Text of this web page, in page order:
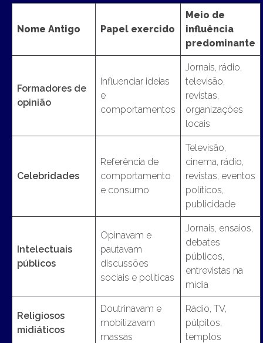
Nome Antigo Papel exercido
Meio de
influência
predominante
Formadores de
opinião
Influenciar ideias
e
comportamentos
Jornais, rádio,
televisão,
revistas,
organizações
locais
Celebridades
Referência de
comportamento
e consumo
Televisão,
cinema, rádio,
revistas, eventos
políticos,
publicidade
Intelectuais
públicos
Opinavam e
pautavam
discussões
sociais e políticas
Jornais, ensaios,
debates
públicos,
entrevistas na
mídia
Religiosos
midiáticos
Doutrinavam e
mobilizavam
massas
Rádio, TV,
púlpitos,
templos